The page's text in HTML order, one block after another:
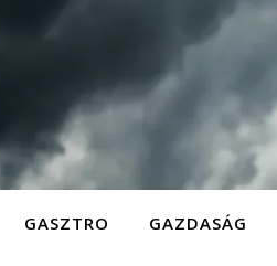
GASZTRO GAZDASÁG